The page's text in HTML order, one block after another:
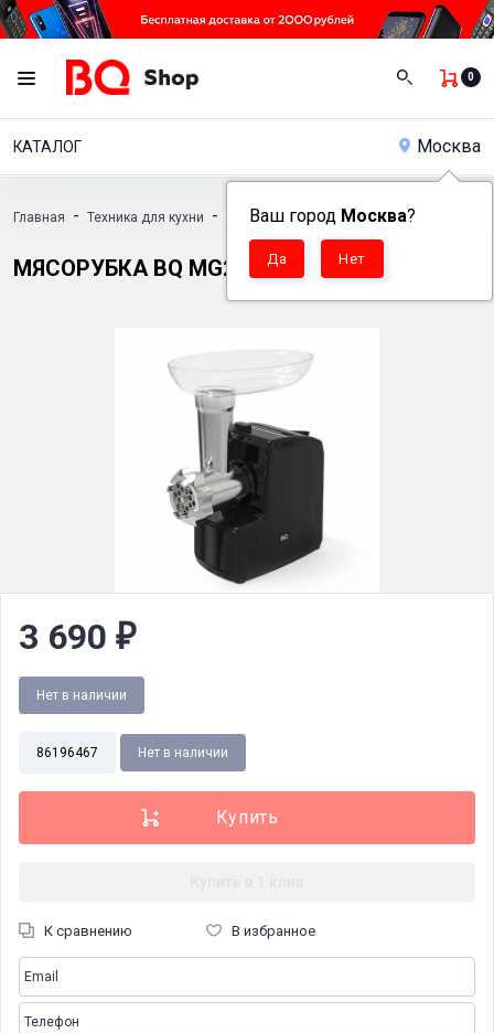
0
КАТАЛОГ Москва
Ваш город Москва?
Главная - Техника для кухни - Мясорубки - Мясорубка BQ MG2005
МЯСОРУБКА BQ MG2005
3 690 ₽
Нет в наличии
86196467 Нет в наличии
К сравнению В избранное